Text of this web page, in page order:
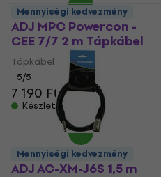
ADJ MPC Powercon -
CEE 7/7 2 m Tápkábel
Tápkábel
5/5
7 190 Ft
Készleten
Mennyiségi kedvezmény
ADJ AC-XM-J6S 1,5 m
Mennyiségi kedvezmény